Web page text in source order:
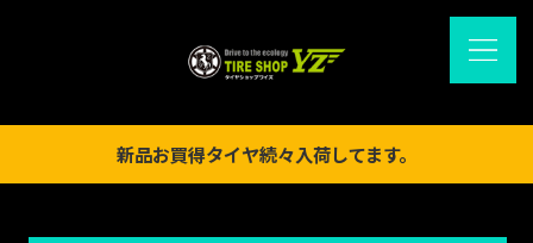
新品お買得タイヤ続々入荷してます。